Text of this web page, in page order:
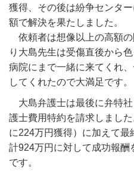
獲得、その後は紛争センタ
額で解決を果たしました。
依頼者は想像以上の高額の
り大島先生は受傷直後から
病院にまで一緒に来てくれ
してくれたので大満足です。
大島弁護士は最後に弁特
護士費用特約を請求しまし
に224万円獲得）に加えて
計924万円に対して成功報
です。